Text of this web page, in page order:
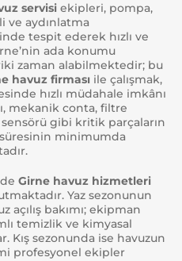
servisi ekipleri, pompa,
ve aydınlatma
tespit ederek hızlı ve
ada konumu
zaman alabilmektedir; bu
havuz firması ile çalışmak,
hızlı müdahale imkânı
mekanik conta, filtre
gibi kritik parçaların
süresinin minimumda
Girne havuz hizmetleri
Yaz sezonunun
açılış bakımı; ekipman
temizlik ve kimyasal
Kış sezonunda ise havuzun
profesyonel ekipler